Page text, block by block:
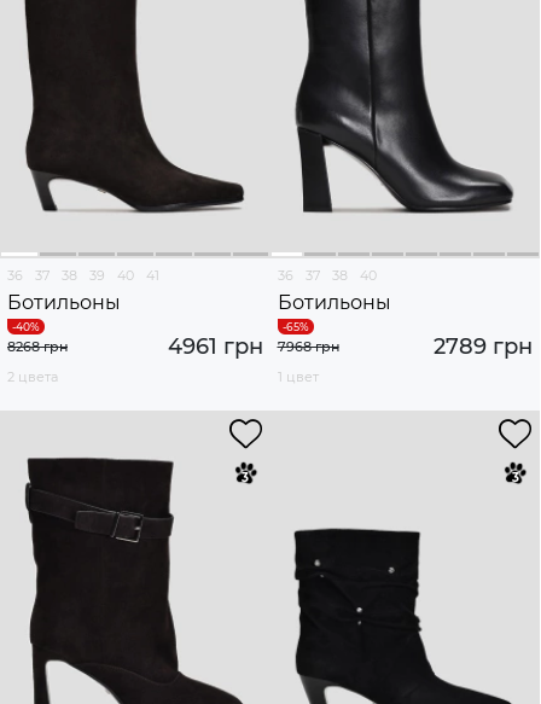
36 37 38 39 40 41
Ботильоны
4961 грн
8268 грн
2 цвета
36 37 38 40
Ботильоны
2789 грн
7968 грн
1 цвет